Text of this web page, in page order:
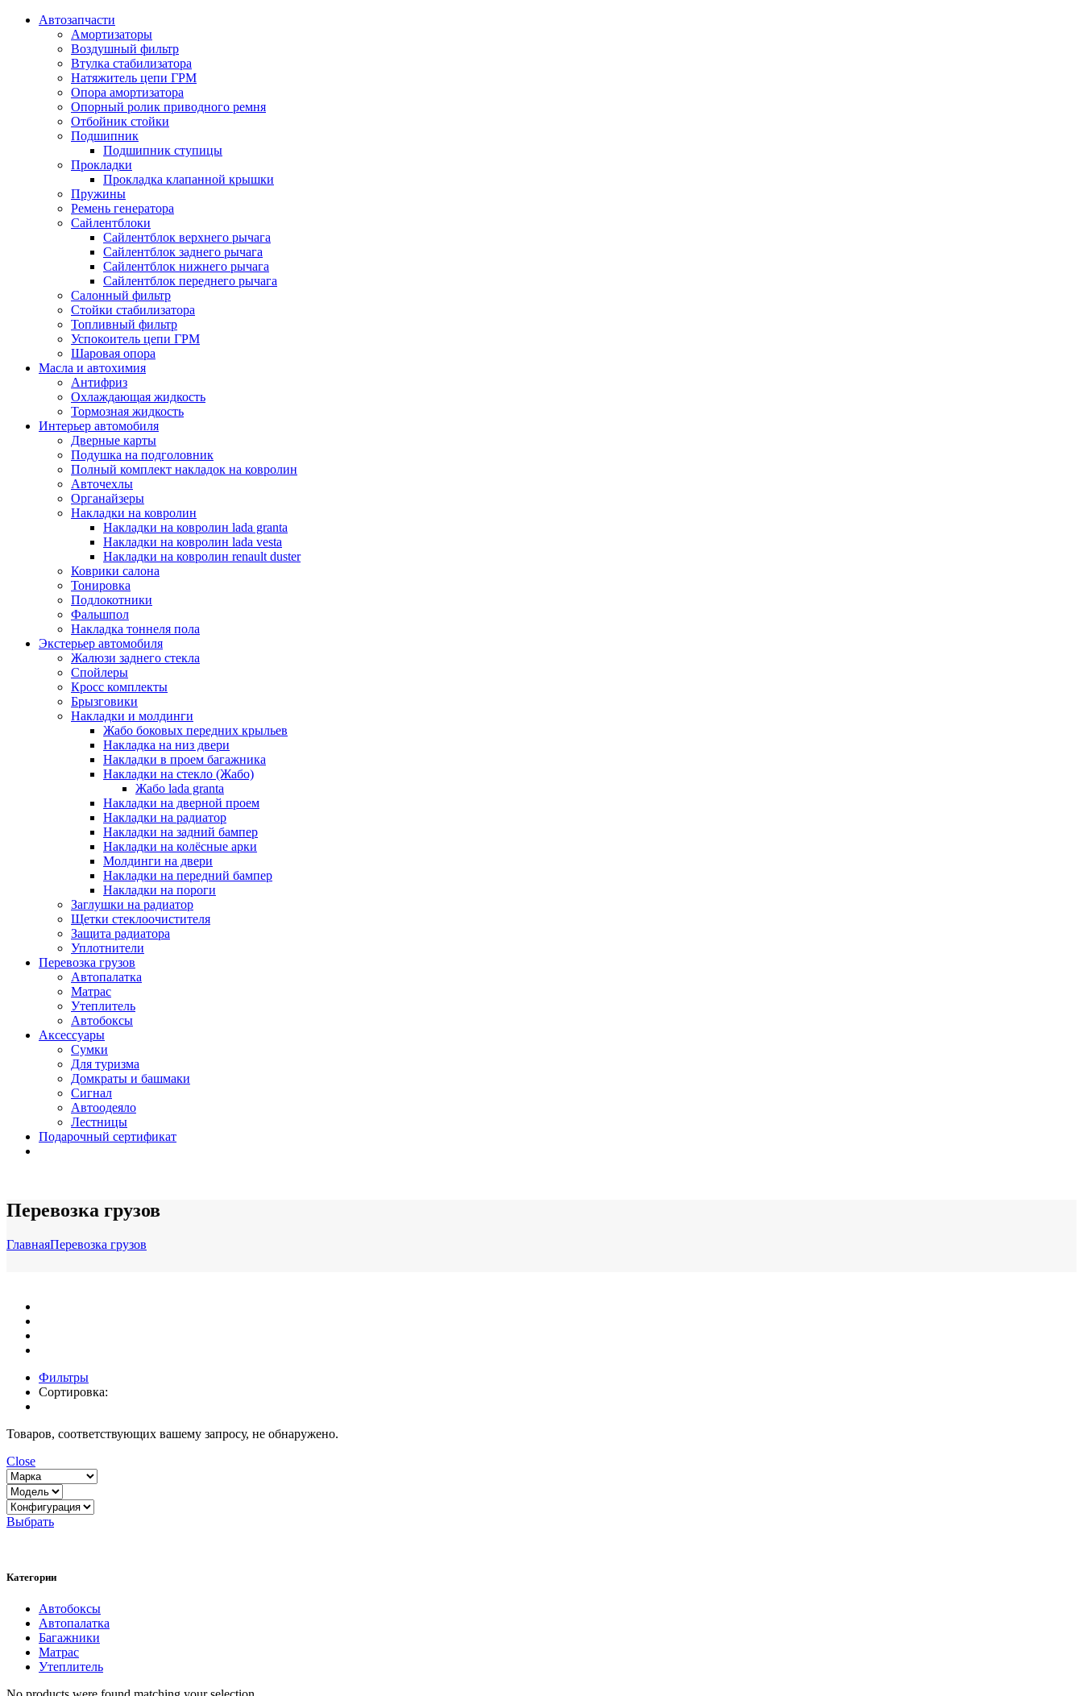
Автозапчасти
Амортизаторы
Воздушный фильтр
Втулка стабилизатора
Натяжитель цепи ГРМ
Опора амортизатора
Опорный ролик приводного ремня
Отбойник стойки
Подшипник
Подшипник ступицы
Прокладки
Прокладка клапанной крышки
Пружины
Ремень генератора
Сайлентблоки
Сайлентблок верхнего рычага
Сайлентблок заднего рычага
Сайлентблок нижнего рычага
Сайлентблок переднего рычага
Салонный фильтр
Стойки стабилизатора
Топливный фильтр
Успокоитель цепи ГРМ
Шаровая опора
Масла и автохимия
Антифриз
Охлаждающая жидкость
Тормозная жидкость
Интерьер автомобиля
Дверные карты
Подушка на подголовник
Полный комплект накладок на ковролин
Авточехлы
Органайзеры
Накладки на ковролин
Накладки на ковролин lada granta
Накладки на ковролин lada vesta
Накладки на ковролин renault duster
Коврики салона
Тонировка
Подлокотники
Фальшпол
Накладка тоннеля пола
Экстерьер автомобиля
Жалюзи заднего стекла
Спойлеры
Кросс комплекты
Брызговики
Накладки и молдинги
Жабо боковых передних крыльев
Накладка на низ двери
Накладки в проем багажника
Накладки на стекло (Жабо)
Жабо lada granta
Накладки на дверной проем
Накладки на радиатор
Накладки на задний бампер
Накладки на колёсные арки
Молдинги на двери
Накладки на передний бампер
Накладки на пороги
Заглушки на радиатор
Щетки стеклоочистителя
Защита радиатора
Уплотнители
Перевозка грузов
Автопалатка
Матрас
Утеплитель
Автобоксы
Аксессуары
Сумки
Для туризма
Домкраты и башмаки
Сигнал
Автоодеяло
Лестницы
Подарочный сертификат
Перевозка грузов
ГлавнаяПеревозка грузов
Фильтры
Сортировка:
Товаров, соответствующих вашему запросу, не обнаружено.
Close
Выбрать
Категории
Автобоксы
Автопалатка
Багажники
Матрас
Утеплитель